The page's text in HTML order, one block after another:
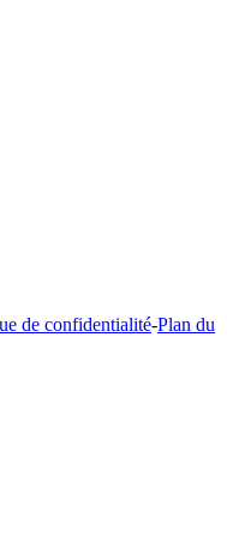
de confidentialité-Plan du